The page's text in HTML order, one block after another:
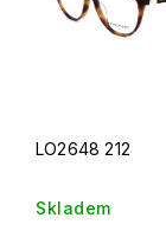
LO2648 212
Skladem